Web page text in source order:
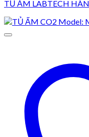
TỦ ẤM LABTECH